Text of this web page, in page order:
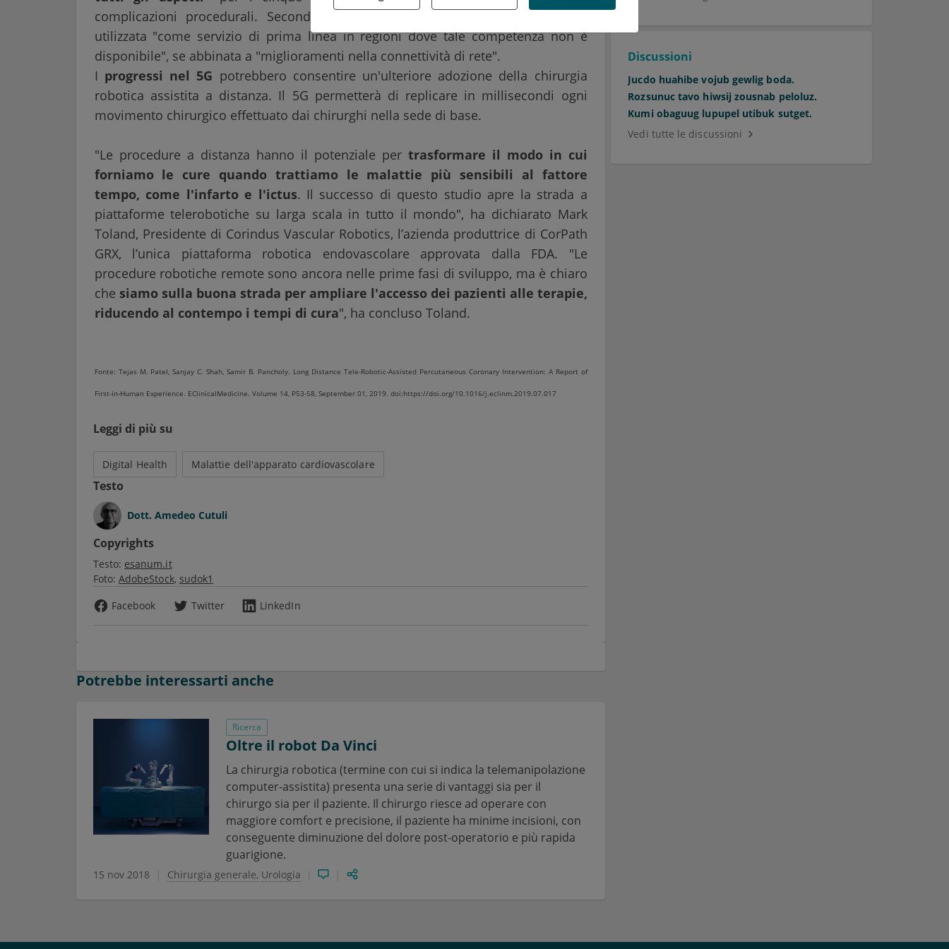
complicazioni procedurali. Secondo gli autori la tecnologia potrebbe essere
utilizzata "come servizio di prima linea in regioni dove tale competenza non è
disponibile", se abbinata a "miglioramenti nella connettività di rete".
I progressi nel 5G potrebbero consentire un'ulteriore adozione della chirurgia
robotica assistita a distanza. Il 5G permetterà di replicare in millisecondi ogni
movimento chirurgico effettuato dai chirurghi nella sede di base.
"Le procedure a distanza hanno il potenziale per trasformare il modo in cui
forniamo le cure quando trattiamo le malattie più sensibili al fattore
tempo, come l'infarto e l'ictus. Il successo di questo studio apre la strada a
piattaforme telerobotiche su larga scala in tutto il mondo", ha dichiarato Mark
Toland, Presidente di Corindus Vascular Robotics, l’azienda produttrice di CorPath
GRX, l’unica piattaforma robotica endovascolare approvata dalla FDA. "Le
procedure robotiche remote sono ancora nelle prime fasi di sviluppo, ma è chiaro
che siamo sulla buona strada per ampliare l'accesso dei pazienti alle terapie,
riducendo al contempo i tempi di cura", ha concluso Toland.
Fonte: Tejas M. Patel, Sanjay C. Shah, Samir B. Pancholy. Long Distance Tele-Robotic-Assisted Percutaneous Coronary Intervention: A Report of
First-in-Human Experience. EClinicalMedicine. Volume 14, P53-58, September 01, 2019. doi:https://doi.org/10.1016/j.eclinm.2019.07.017
Leggi di più su
Digital Health Malattie dell'apparato cardiovascolare
Testo
Dott. Amedeo Cutuli
Copyrights
Testo: esanum.it
Foto: AdobeStock sudok1
Facebook
Twitter LinkedIn
Potrebbe interessarti anche
Ricerca
Oltre il robot Da Vinci
La chirurgia robotica (termine con cui si indica la telemanipolazione
computer-assistita) presenta una serie di vantaggi sia per il
chirurgo sia per il paziente. Il chirurgo riesce ad operare con
maggiore comfort e precisione, il paziente ha minime incisioni, con
conseguente diminuzione del dolore post-operatorio e più rapida
guarigione.
15 nov 2018 Chirurgia generale Urologia
Discussioni
Jucdo huahibe vojub gewlig boda.
Rozsunuc tavo hiwsij zousnab peloluz.
Kumi obaguug lupupel utibuk sutget.
Vedi tutte le discussioni